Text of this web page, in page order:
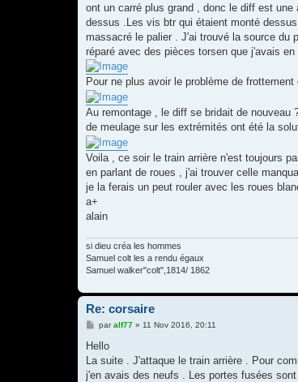
ont un carré plus grand , donc le diff est une
dessus .Les vis btr qui étaient monté
massacré le palier . J'ai trouvé la source du
réparé avec des pièces torsen que j'avais
Pour ne plus avoir le problème de
Au remontage , le diff se bridait de nouveau
de meulage sur les extrémités ont été la
Voila , ce soir le train arrière n'est toujours
en parlant de roues , j'ai trouver celle
je la ferais un peut rouler avec les roues
a+
alain
si dieu créa les hommes
Samuel colt les a rendu égaux
Samuel walker"colt",1814/ 1862
Re: corsaire
M
s
a
g
paralf77» 11 Nov 2016, 20:11
Hello
La suite . J'attaque le train arrière . Pour
j'en avais des neufs . Les portes fusées